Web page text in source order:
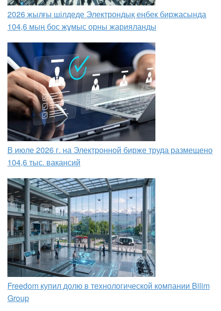
2026 жылғы шілдеде Электрондық еңбек биржасында
104,6 мың бос жұмыс орны жарияланды
В июле 2026 г. на Электронной бирже труда размещено
104,6 тыс. вакансий
Freedom купил долю в технологической компании Bilim
Group